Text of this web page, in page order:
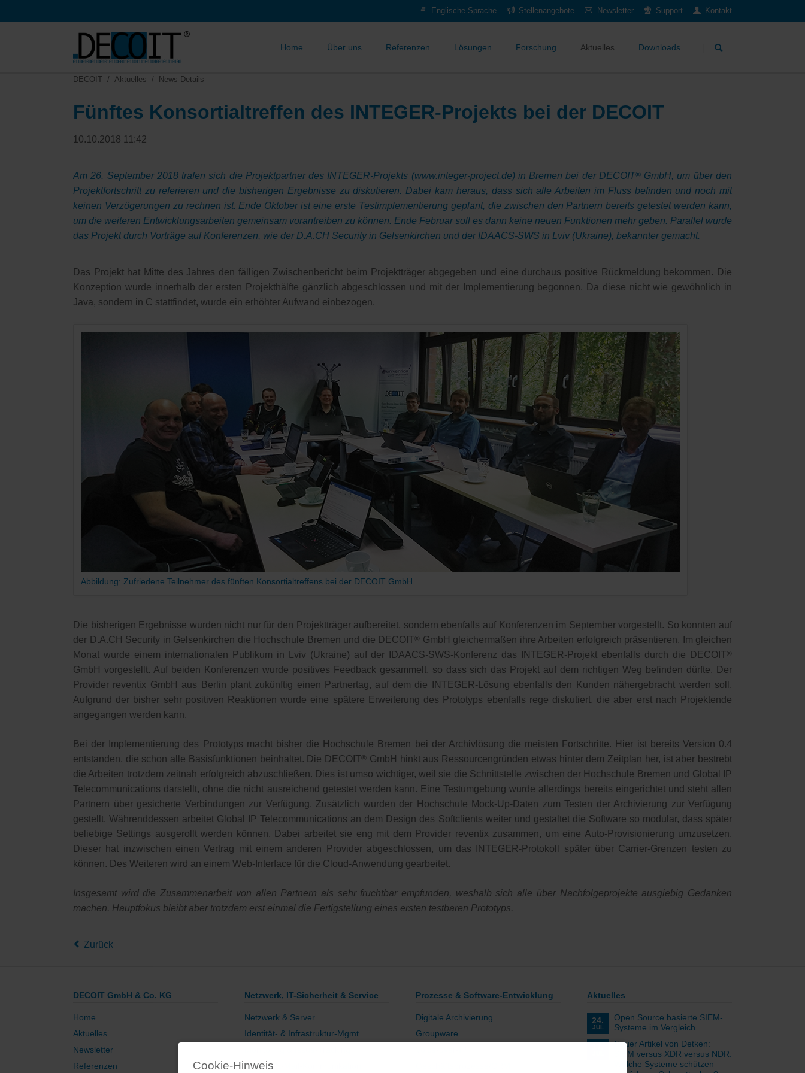
Englische Sprache Stellenangebote Newsletter Support Kontakt
überspringen
Home Über uns Referenzen Lösungen Forschung Aktuelles Downloads
DECOIT Aktuelles News-Details
Fünftes Konsortialtreffen des INTEGER-Projekts bei der DECOIT
10.10.2018 11:42
Am 26. September 2018 trafen sich die Projektpartner des INTEGER-Projekts (www.integer-project.de) in Bremen bei der DECOIT®GmbH, um über den
Projektfortschritt zu referieren und die bisherigen Ergebnisse zu diskutieren. Dabei kam heraus, dass sich alle Arbeiten im Fluss befinden und noch mit
keinen Verzögerungen zu rechnen ist. Ende Oktober ist eine erste Testimplementierung geplant, die zwischen den Partnern bereits getestet werden kann,
um die weiteren Entwicklungsarbeiten gemeinsam vorantreiben zu können. Ende Februar soll es dann keine neuen Funktionen mehr geben. Parallel wurde
das Projekt durch Vorträge auf Konferenzen, wie der D.A.CH Security in Gelsenkirchen und der IDAACS-SWS in Lviv (Ukraine), bekannter gemacht.
Das Projekt hat Mitte des Jahres den fälligen Zwischenbericht beim Projektträger abgegeben und eine durchaus positive Rückmeldung bekommen. Die
Konzeption wurde innerhalb der ersten Projekthälfte gänzlich abgeschlossen und mit der Implementierung begonnen. Da diese nicht wie gewöhnlich in
Java, sondern in C stattfindet, wurde ein erhöhter Aufwand einbezogen.
Abbildung: Zufriedene Teilnehmer des fünften Konsortialtreffens bei der DECOIT GmbH
Die bisherigen Ergebnisse wurden nicht nur für den Projektträger aufbereitet, sondern ebenfalls auf Konferenzen im September vorgestellt. So konnten auf
der D.A.CH Security in Gelsenkirchen die Hochschule Bremen und die DECOIT ®
GmbH gleichermaßen ihre Arbeiten erfolgreich präsentieren. Im gleichen
Monat wurde einem internationalen Publikum in Lviv (Ukraine) auf der IDAACS-SWS-Konferenz das INTEGER-Projekt ebenfalls durch die DECOIT ®
GmbH vorgestellt. Auf beiden Konferenzen wurde positives Feedback gesammelt, so dass sich das Projekt auf dem richtigen Weg befinden dürfte. Der
Provider reventix GmbH aus Berlin plant zukünftig einen Partnertag, auf dem die INTEGER-Lösung ebenfalls den Kunden nähergebracht werden soll.
Aufgrund der bisher sehr positiven Reaktionen wurde eine spätere Erweiterung des Prototyps ebenfalls rege diskutiert, die aber erst nach Projektende
angegangen werden kann.
Bei der Implementierung des Prototyps macht bisher die Hochschule Bremen bei der Archivlösung die meisten Fortschritte. Hier ist bereits Version 0.4
entstanden, die schon alle Basisfunktionen beinhaltet. Die DECOIT ®
GmbH hinkt aus Ressourcengründen etwas hinter dem Zeitplan her, ist aber bestrebt
die Arbeiten trotzdem zeitnah erfolgreich abzuschließen. Dies ist umso wichtiger, weil sie die Schnittstelle zwischen der Hochschule Bremen und Global IP
Telecommunications darstellt, ohne die nicht ausreichend getestet werden kann. Eine Testumgebung wurde allerdings bereits eingerichtet und steht allen
Partnern über gesicherte Verbindungen zur Verfügung. Zusätzlich wurden der Hochschule Mock-Up-Daten zum Testen der Archivierung zur Verfügung
gestellt. Währenddessen arbeitet Global IP Telecommunications an dem Design des Softclients weiter und gestaltet die Software so modular, dass später
beliebige Settings ausgerollt werden können. Dabei arbeitet sie eng mit dem Provider reventix zusammen, um eine Auto-Provisionierung umzusetzen.
Dieser hat inzwischen einen Vertrag mit einem anderen Provider abgeschlossen, um das INTEGER-Protokoll später über Carrier-Grenzen testen zu
können. Des Weiteren wird an einem Web-Interface für die Cloud-Anwendung gearbeitet.
Insgesamt wird die Zusammenarbeit von allen Partnern als sehr fruchtbar empfunden, weshalb sich alle über Nachfolgeprojekte ausgiebig Gedanken
machen. Hauptfokus bleibt aber trotzdem erst einmal die Fertigstellung eines ersten testbaren Prototyps.
Zurück
DECOIT GmbH & Co. KG
Home
Aktuelles
Newsletter
Referenzen
Netzwerk, IT-Sicherheit & Service
Netzwerk & Server
Identität- & Infrastruktur-Mgmt.
Sichere E-Mail-Kommunikation
Prozesse & Software-Entwicklung
Digitale Archivierung
Groupware
Aktuelles
24.
JUL
Open Source basierte SIEM-
Systeme im Vergleich
Neuer Artikel von Detken:
SIEM versus XDR versus NDR:
Welche Systeme schützen
Cookie-Hinweis